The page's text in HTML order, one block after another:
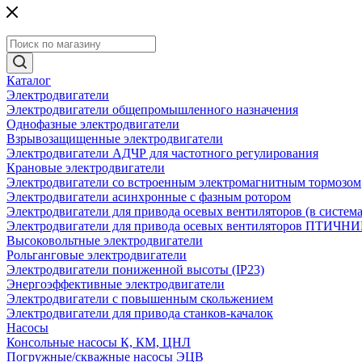
Каталог
Электродвигатели
Электродвигатели общепромышленного назначения
Однофазные электродвигатели
Взрывозащищенные электродвигатели
Электродвигатели АДЧР для частотного регулирования
Крановые электродвигатели
Электродвигатели со встроенным электромагнитным тормозом
Электродвигатели асинхронные с фазным ротором
Электродвигатели для привода осевых вентиляторов (в
Электродвигатели для привода осевых вентиляторов
Высоковольтные электродвигатели
Рольганговые электродвигатели
Электродвигатели пониженной высоты (IP23)
Энергоэффективные электродвигатели
Электродвигатели с повышенным скольжением
Электродвигатели для привода станков-качалок
Насосы
Консольные насосы К, КМ, ЦНЛ
Погружные/скважные насосы ЭЦВ